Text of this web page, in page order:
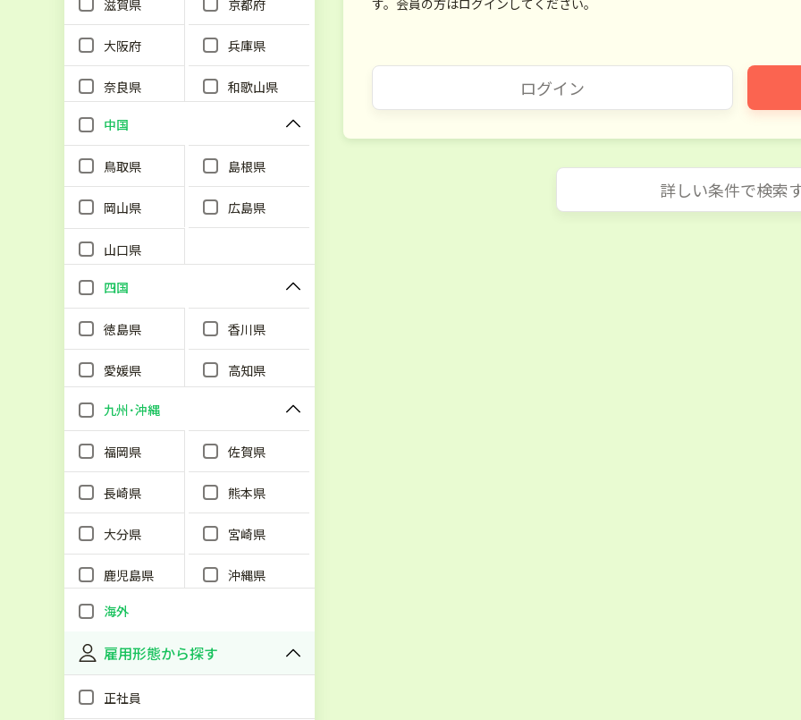
滋賀県 京都府
大阪府 兵庫県
奈良県 和歌山県
中国
鳥取県 島根県
岡山県 広島県
山口県
四国
徳島県 香川県
愛媛県 高知県
九州･沖縄
福岡県 佐賀県
長崎県 熊本県
大分県 宮崎県
鹿児島県
沖縄県
海外
雇用形態から探す
正社員
す。会員の方はログインしてください。
ログイン
詳しい条件で検索